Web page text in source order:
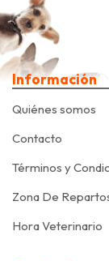
Información
Quiénes somos
Contacto
Términos y
Zona De
Hora Veterinario